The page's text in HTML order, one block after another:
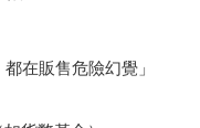
在販售危險幻覺」